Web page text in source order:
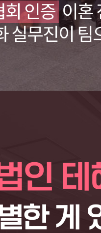
인증이혼
실무진이 팀
인 테
한 게